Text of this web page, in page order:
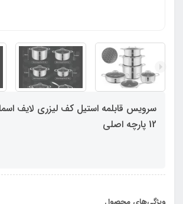
سرویس قابلمه استیل کف لیزری لایف
12 پارچه اصلی